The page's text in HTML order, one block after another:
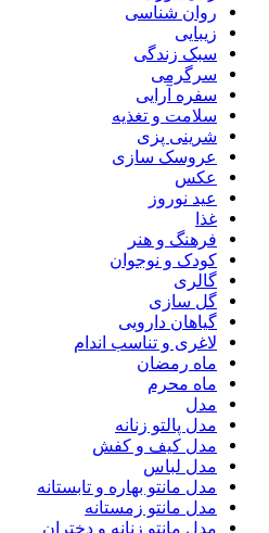
روان شناسی
زیبایی
سبک زندگی
سرگرمی
سفره آرایی
سلامت و تغذیه
شرینی پزی
عروسک سازی
عکس
عید نوروز
غذا
فرهنگ و هنر
کودک و نوجوان
گالری
گل سازی
گیاهان دارویی
لاغری و تناسب اندام
ماه رمضان
ماه محرم
مدل
مدل پالتو زنانه
مدل کیف و کفش
مدل لباس
مدل مانتو بهاره و تابستانه
مدل مانتو زمستانه
مدل مانتو زنانه و دختران